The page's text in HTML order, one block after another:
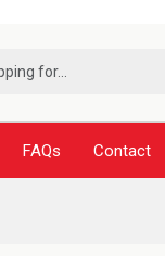
FAQs Contact